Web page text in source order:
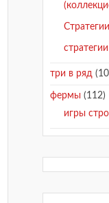
три в ряд
фермы(112)
игры